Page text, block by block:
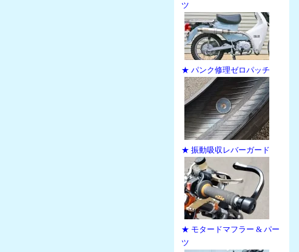
ツ
★ パンク修理ゼロパッチ
★ 振動吸収レバーガード
★ モタードマフラー & パー
ツ